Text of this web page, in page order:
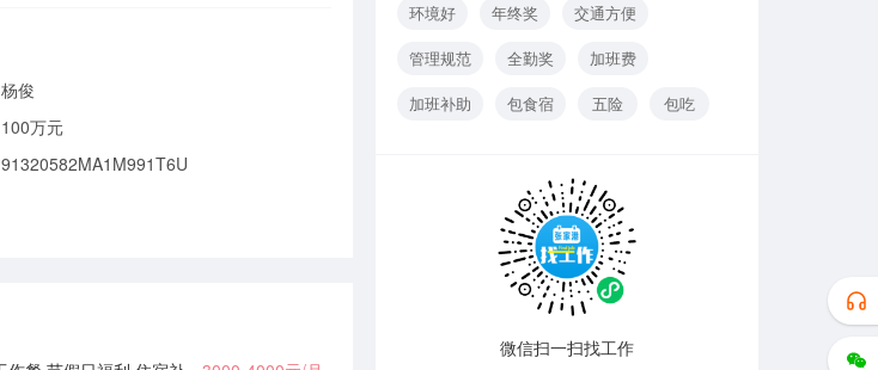
杨俊
100万元
91320582MA1M991T6U
环境好 年终奖
交通方便
管理规范
全勤奖
加班费
加班补助
包食宿 五险 包吃
微信扫一扫找工作